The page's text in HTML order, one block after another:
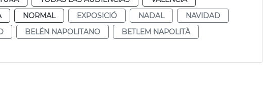
NORMAL EXPOSICIÓ NADAL
NAVIDAD
BELÉN NAPOLITANO
BETLEM NAPOLITÀ